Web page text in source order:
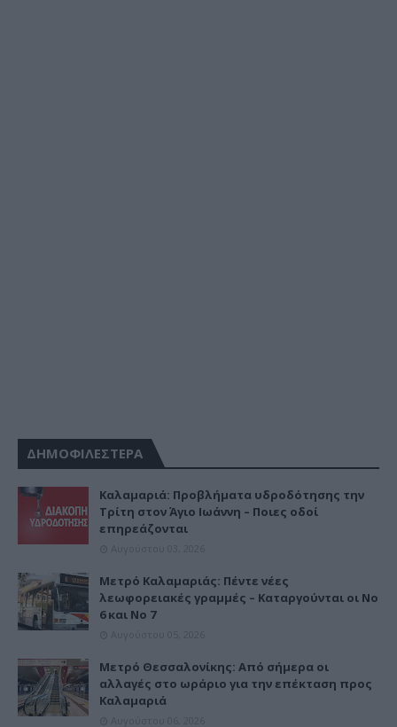
ΔΗΜΟΦΙΛΕΣΤΕΡΑ
Καλαμαριά: Προβλήματα υδροδότησης την
Τρίτη στον Άγιο Ιωάννη – Ποιες οδοί
επηρεάζονται
Μετρό Καλαμαριάς: Πέντε νέες
λεωφορειακές γραμμές – Καταργούνται οι Νο
6 και Νο 7
Μετρό Θεσσαλονίκης: Από σήμερα οι
αλλαγές στο ωράριο για την επέκταση προς
Καλαμαριά